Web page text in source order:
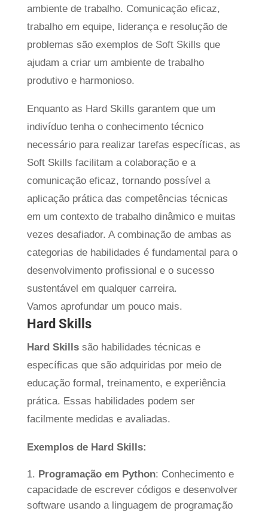
ambiente de trabalho. Comunicação eficaz,
trabalho em equipe, liderança e resolução de
problemas são exemplos de Soft Skills que
ajudam a criar um ambiente de trabalho
produtivo e harmonioso.
Enquanto as Hard Skills garantem que um
indivíduo tenha o conhecimento técnico
necessário para realizar tarefas específicas, as
Soft Skills facilitam a colaboração e a
comunicação eficaz, tornando possível a
aplicação prática das competências técnicas
em um contexto de trabalho dinâmico e muitas
vezes desafiador. A combinação de ambas as
categorias de habilidades é fundamental para o
desenvolvimento profissional e o sucesso
sustentável em qualquer carreira.
Vamos aprofundar um pouco mais.
Hard Skills
Hard Skillssão habilidades técnicas e
específicas que são adquiridas por meio de
educação formal, treinamento, e experiência
prática. Essas habilidades podem ser
facilmente medidas e avaliadas.
Exemplos de Hard Skills:
Programação em Python: Conhecimento e
capacidade de escrever códigos e desenvolver
software usando a linguagem de programação